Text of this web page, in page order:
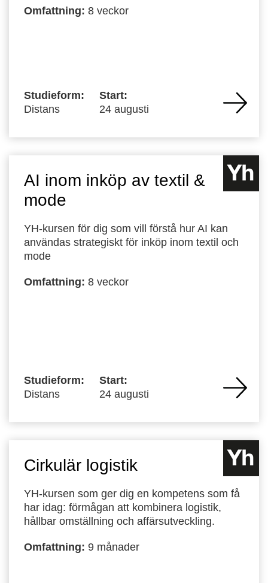
Omfattning: 8 veckor
Studieform:
Distans
Start:
24 augusti
AI inom inköp av textil &
mode
YH-kursen för dig som vill förstå hur AI kan
användas strategiskt för inköp inom textil och
mode
Omfattning: 8 veckor
Studieform:
Distans
Start:
24 augusti
Cirkulär logistik
YH-kursen som ger dig en kompetens som få
har idag: förmågan att kombinera logistik,
hållbar omställning och affärsutveckling.
Omfattning: 9 månader